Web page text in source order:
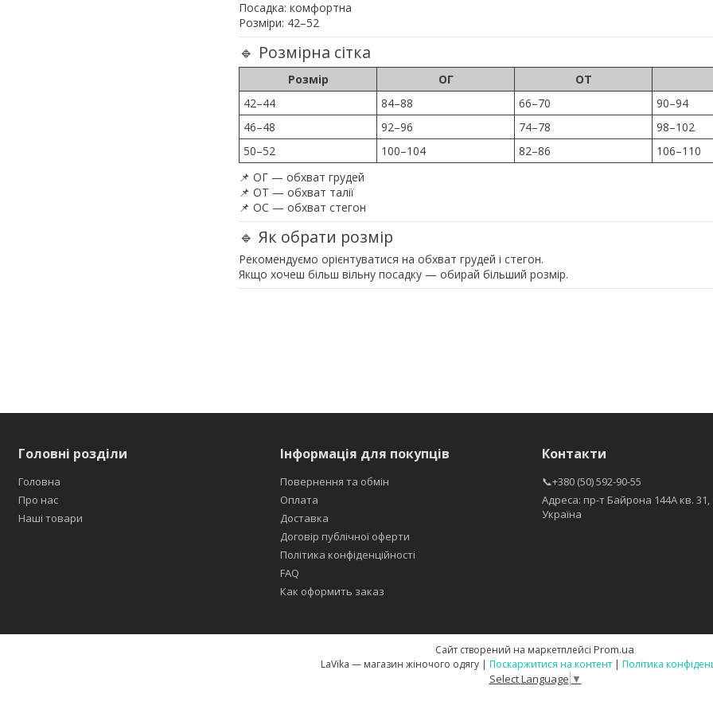
Посадка: комфортна
Розміри: 42–52
🔹 Розмірна сітка
Розмір ОГ
ОТ
42–44
84–88 66–70
90–94
46–48
92–96 74–78
98–102
50–52
100–104 82–86
106–110
📌 ОГ — обхват грудей
📌 ОТ — обхват талії
📌 ОС — обхват стегон
🔹 Як обрати розмір
Рекомендуємо орієнтуватися на обхват грудей і стегон.
Якщо хочеш більш вільну посадку — обирай більший розмір.
Головні розділи
Головна
Про нас
Наші товари
Інформація для покупців
Повернення та обмін
Оплата
Доставка
Договір публічної оферти
Політика конфіденційності
FAQ
Как оформить заказ
Контакти
📞+380 (50) 592-90-55
Адреса: пр-т Байрона 144А кв. 31,
Україна
Сайт створений на маркетплейсі Prom.ua
LaVika — магазин жіночого одягу | Поскаржитися на контент | Політика
Select Language ▼